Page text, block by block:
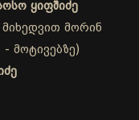
ყიფშიძე
მორინ
- მოტივებზე)